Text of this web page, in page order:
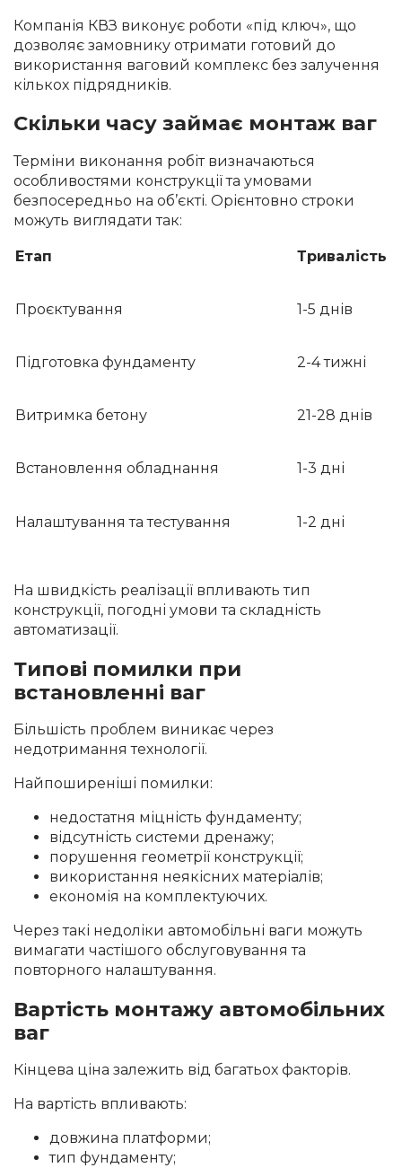
Компанія КВЗ виконує роботи «під ключ», що
дозволяє замовнику отримати готовий до
використання ваговий комплекс без залучення
кількох підрядників.
Скільки часу займає монтаж ваг
Терміни виконання робіт визначаються
особливостями конструкції та умовами
безпосередньо на об’єкті. Орієнтовно строки
можуть виглядати так:
Етап Тривалість
Проєктування 1-5 днів
Підготовка фундаменту 2-4 тижні
Витримка бетону 21-28 днів
Встановлення обладнання 1-3 дні
Налаштування та тестування 1-2 дні
На швидкість реалізації впливають тип
конструкції, погодні умови та складність
автоматизації.
Типові помилки при
встановленні ваг
Більшість проблем виникає через
недотримання технології.
Найпоширеніші помилки:
недостатня міцність фундаменту;
відсутність системи дренажу;
порушення геометрії конструкції;
використання неякісних матеріалів;
економія на комплектуючих.
Через такі недоліки автомобільні ваги можуть
вимагати частішого обслуговування та
повторного налаштування.
Вартість монтажу автомобільних
ваг
Кінцева ціна залежить від багатьох факторів.
На вартість впливають:
довжина платформи;
тип фундаменту;